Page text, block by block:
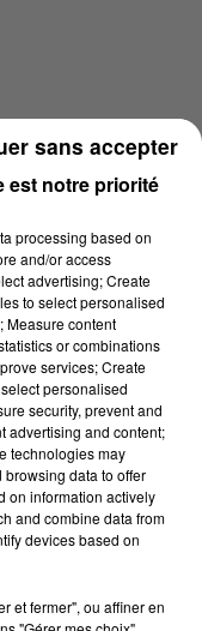
est notre priorité
processing based on
and/or access
advertising; Create
to select personalised
Measure content
or combinations
services; Create
personalised
security, prevent and
advertising and content;
technologies may
data to offer
on information actively
and combine data from
devices based on
et fermer", ou affiner en
sans accepter